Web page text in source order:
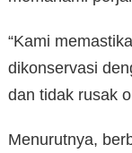
“Kami
dikonservasi
dan tidak rusak
Menurutnya,